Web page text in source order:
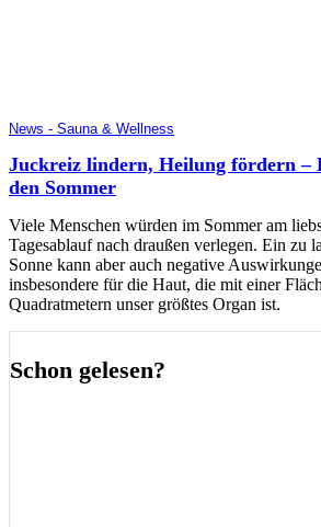
News - Sauna & Wellness
Juckreiz lindern, Heilung fördern –
den Sommer
Viele Menschen würden im Sommer am
Tagesablauf nach draußen verlegen. Ein zu
Sonne kann aber auch negative
insbesondere für die Haut, die mit einer
Quadratmetern unser größtes Organ ist.
Schon gelesen?